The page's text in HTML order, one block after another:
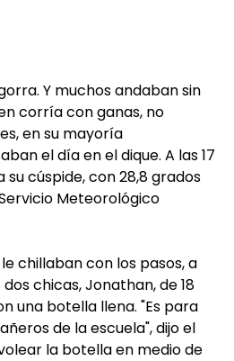
Y muchos andaban sin
corría con ganas, no
en su mayoría
el día en el dique. A las 17
cúspide, con 28,8 grados
Meteorológico
chillaban con los pasos, a
chicas, Jonathan, de 18
una botella llena. "Es para
de la escuela", dijo el
la botella en medio de